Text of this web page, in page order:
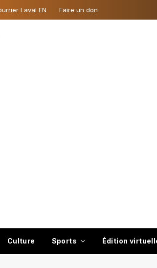
Laval EN Faire un don
Culture Sports Édition